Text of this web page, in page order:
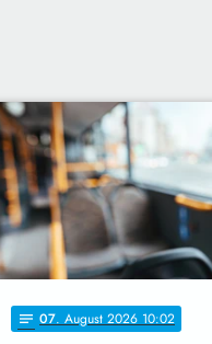
notes 07. August 2026 10:02